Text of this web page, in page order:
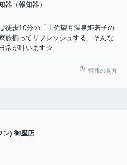
器（報知器）
徒歩10分の「土佐望月温泉姫若子の
族揃ってリフレッシュする、そんな
常が叶います☆
情報の見方
ン) 御座店